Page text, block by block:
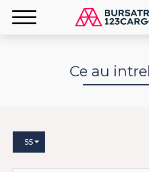
Ce au
55